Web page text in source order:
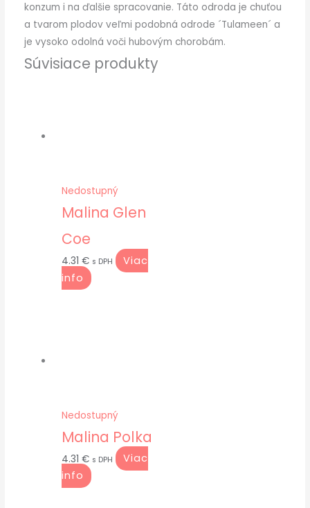
konzum i na ďalšie spracovanie. Táto odroda je chuťou
a tvarom plodov veľmi podobná odrode ´Tulameen´ a
je vysoko odolná voči hubovým chorobám.
Súvisiace produkty
Nedostupný
Malina Glen
Coe
4.31€ s DPH
Viac
info
Nedostupný
Malina Polka
4.31€ s DPH
Viac
info